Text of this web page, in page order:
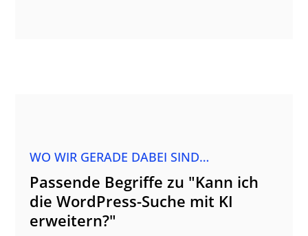
WO WIR GERADE DABEI SIND…
Passende Begriffe zu "Kann ich
die WordPress-Suche mit KI
erweitern?"